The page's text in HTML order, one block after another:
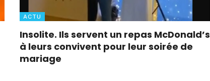
ACTU
Insolite. Ils servent un repas McDonald’s
à leurs convivent pour leur soirée de
mariage